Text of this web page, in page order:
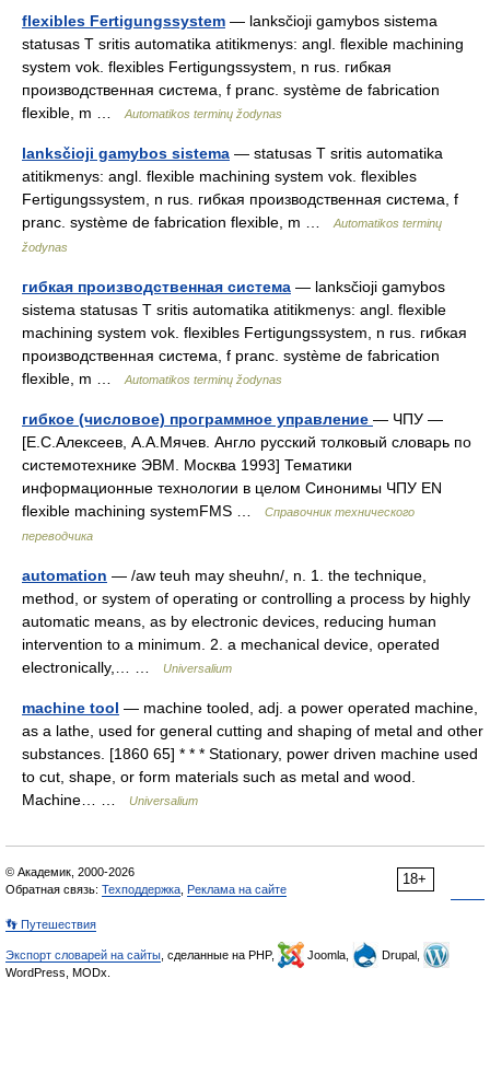
flexibles Fertigungssystem — lanksčioji gamybos sistema
statusas T sritis automatika atitikmenys: angl. flexible machining
system vok. flexibles Fertigungssystem, n rus. гибкая
производственная система, f pranc. système de fabrication
flexible, m …
Automatikos terminų žodynas
lanksčioji gamybos sistema — statusas T sritis automatika
atitikmenys: angl. flexible machining system vok. flexibles
Fertigungssystem, n rus. гибкая производственная система, f
pranc. système de fabrication flexible, m …
Automatikos terminų
žodynas
гибкая производственная система — lanksčioji gamybos
sistema statusas T sritis automatika atitikmenys: angl. flexible
machining system vok. flexibles Fertigungssystem, n rus. гибкая
производственная система, f pranc. système de fabrication
flexible, m …
Automatikos terminų žodynas
гибкое (числовое) программное управление — ЧПУ —
[Е.С.Алексеев, А.А.Мячев. Англо русский толковый словарь по
системотехнике ЭВМ. Москва 1993] Тематики
информационные технологии в целом Синонимы ЧПУ EN
flexible machining systemFMS …
Справочник технического
переводчика
automation — /aw teuh may sheuhn/, n. 1. the technique,
method, or system of operating or controlling a process by highly
automatic means, as by electronic devices, reducing human
intervention to a minimum. 2. a mechanical device, operated
electronically,… …
Universalium
machine tool — machine tooled, adj. a power operated machine,
as a lathe, used for general cutting and shaping of metal and other
substances. [1860 65] * * * Stationary, power driven machine used
to cut, shape, or form materials such as metal and wood.
Machine… …
Universalium
18+
© Академик, 2000-2026
Обратная связь: Техподдержка Реклама на сайте
👣 Путешествия
Экспорт словарей на сайты , сделанные на PHP, Joomla,
Drupal,
WordPress, MODx.